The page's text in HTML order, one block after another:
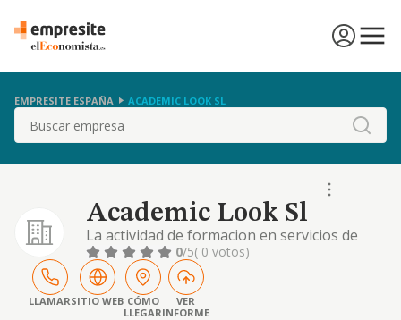
EMPRESITE ESPAÑA ACADEMIC LOOK SL
Buscar
Academic Look Sl
La actividad de formacion en servicios de
peluqueria, estetica y maquillajes, peluqueria
de senoras y caballeros, asi como la venta de
productos de cosmetica y de belleza, al por
mayor y al por menor.
0/5( 0 votos)
LLAMARSITIO WEB CÓMO
LLEGAR
VER
INFORME